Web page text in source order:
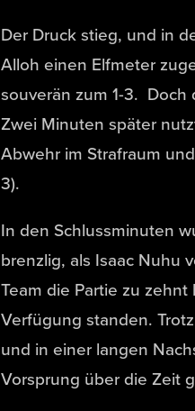
Der Druck stieg, und in
Alloh einen Elfmeter
souverän zum 1-3.
Zwei Minuten später
Abwehr im Strafraum
3).
In den Schlussminuten
brenzlig, als Isaac Nuhu
Team die Partie zu
Verfügung standen.
und in einer langen
Vorsprung über die Zeit